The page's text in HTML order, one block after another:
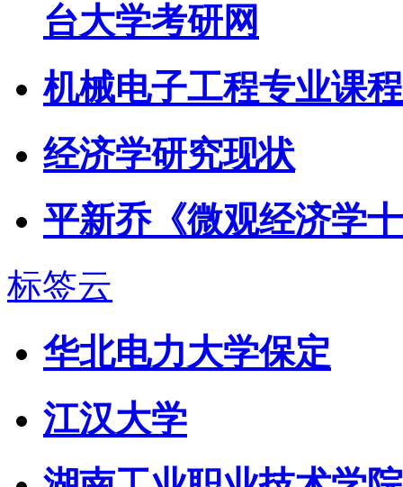
台大学考研网
机械电子工程专业课
经济学研究现状
平新乔《微观经济学
标签云
华北电力大学保定
江汉大学